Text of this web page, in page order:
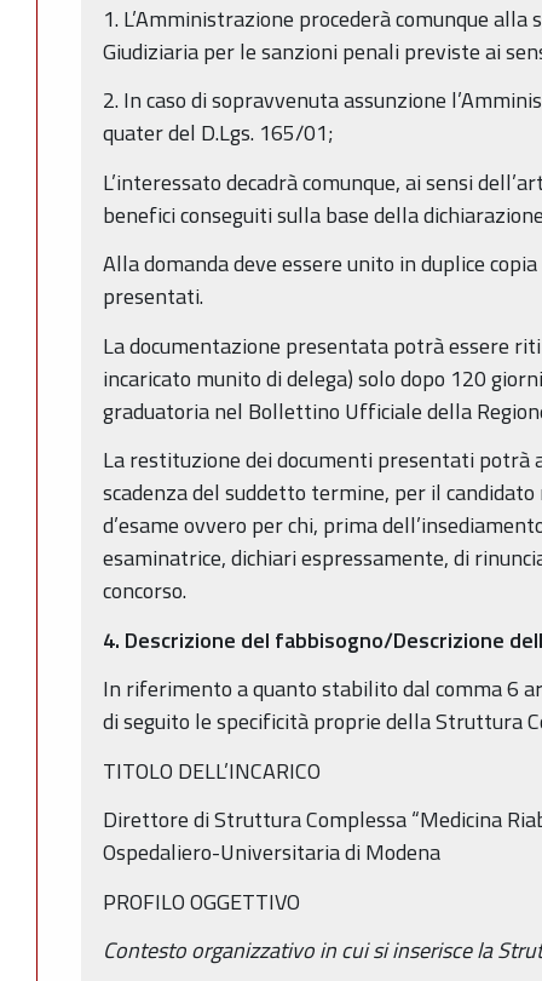
1. L’Amministrazione procederà comunque alla
Giudiziaria per le sanzioni penali previste ai
2. In caso di sopravvenuta assunzione
quater del D.Lgs. 165/01;
L’interessato decadrà comunque, ai sensi
benefici conseguiti sulla base della
Alla domanda deve essere unito in duplice
presentati.
La documentazione presentata potrà essere
incaricato munito di delega) solo dopo 120
graduatoria nel Bollettino Ufficiale della
La restituzione dei documenti presentati potrà
scadenza del suddetto termine, per il
d’esame ovvero per chi, prima
esaminatrice, dichiari espressamente, di
concorso.
4. Descrizione del fabbisogno/Descrizione
In riferimento a quanto stabilito dal comma 6
di seguito le specificità proprie della Struttura
TITOLO DELL’INCARICO
Direttore di Struttura Complessa “Medicina
Ospedaliero-Universitaria di Modena
PROFILO OGGETTIVO
Contesto organizzativo in cui si inserisce la